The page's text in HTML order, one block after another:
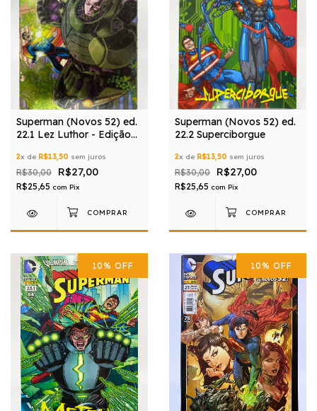
Superman (Novos 52) ed.
22.1 Lez Luthor - Edição
2x de R$13,50 sem juros
R$30,00 R$27,00
R$25,65 com Pix
Superman (Novos 52) ed.
22.2 Superciborgue
2x de R$13,50 sem juros
R$30,00 R$27,00
R$25,65 com Pix
10% OFF 10% OFF